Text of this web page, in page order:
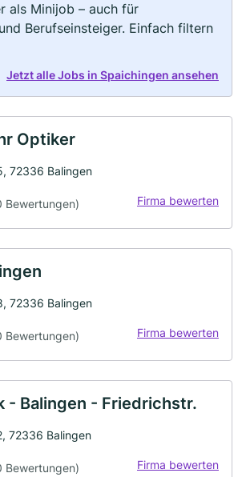
als Minijob – auch für
Berufseinsteiger. Einfach filtern
Jetzt alle Jobs in Spaichingen ansehen
Optiker
72336 Balingen
Bewertungen) Firma bewerten
72336 Balingen
Bewertungen) Firma bewerten
- Balingen - Friedrichstr.
72336 Balingen
Bewertungen) Firma bewerten